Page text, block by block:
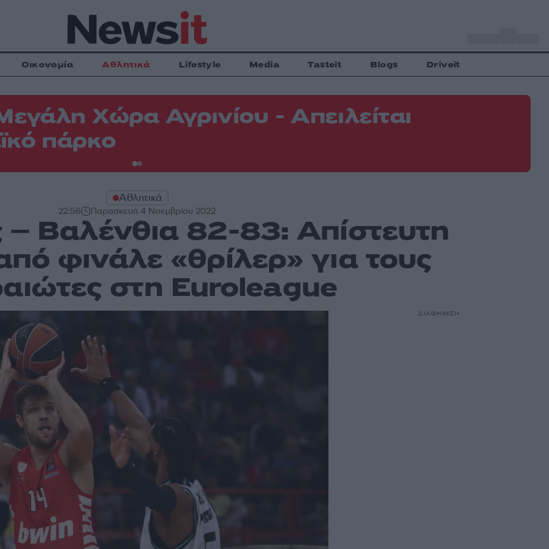
Οικονομία Αθλητικά Lifestyle Media Tasteit Blogs Driveit
Χώρα Αγρινίου - Απειλείται
πάρκο
Αθλητικά
22:56 Παρασκευή 4 Νοεμβρίου 2022
– Βαλένθια 82-83: Απίστευτη
φινάλε «θρίλερ» για τους
στη Euroleague
ΔΙΑΦΗΜΙΣΗ